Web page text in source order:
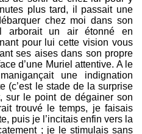
plus tard, il passait une
chez moi dans son
arborait un air étonné en
pour lui cette vision vous
ses aises dans son propre
d’une Muriel attentive. A le
une indignation
(c’est le stade de la surprise
sur le point de dégainer son
trouvé le temps, je faisais
puis je l’incitais enfin vers la
; je le stimulais sans